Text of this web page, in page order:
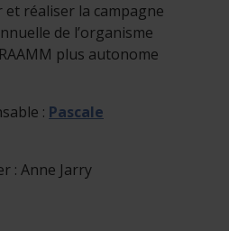
et réaliser la campagne
de l’organisme
plus autonome
: Pascale
: Anne Jarry